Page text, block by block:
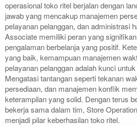
operasional toko ritel berjalan dengan
jawab yang mencakup manajemen
pelayanan pelanggan, dan administrasi
Associate memiliki peran yang
pengalaman berbelanja yang positif.
yang baik, kemampuan manajemen
pelayanan pelanggan adalah kunci
Mengatasi tantangan seperti tekanan
persediaan, dan manajemen konflik
keterampilan yang solid. Dengan terus
bekerja sama dalam tim, Store
menjadi pilar keberhasilan toko ritel.